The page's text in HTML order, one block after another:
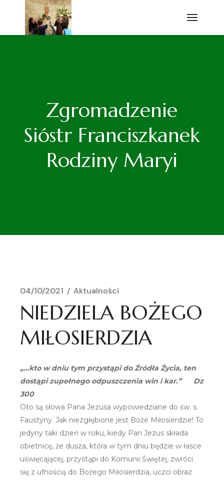
Przejdź
Zgromadzenie
Sióstr Franciszkanek
Rodziny Maryi
04/10/2021 Aktualności
NIEDZIELA BOŻEGO
MIŁOSIERDZIA
„…kto w dniu tym przystąpi do Źródła Życia, ten
dostąpi zupełnego odpuszczenia win i kar.” Dz
300
Oto są słowa Pana Jezusa wypowiedziane do św. s.
Faustyny. Jak niezgłębione jest Boże Miłosierdzie! To
jedyny taki dzień w roku, kiedy Pan Jezus składa
obietnicę, że dusza, która w tym dniu będzie w łasce
uświęcającej, przystąpi do Komunii Świętej, zwróci
się z ufnością do Bożego Miłosierdzia, uczci obraz